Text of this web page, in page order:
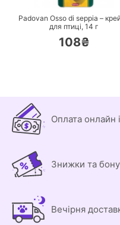
Padovan Osso di seppia –
для птиці, 14 г
108₴
Оплата онлайн
Знижки та
Вечірня